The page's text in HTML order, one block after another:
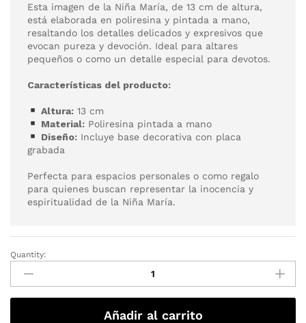
Esta imagen de la Niña María, de 13 cm de altura,
está elaborada en poliresina y pintada a mano,
resaltando los detalles delicados y expresivos que
evocan pureza y devoción. Ideal para altares
pequeños o como un detalle especial para devotos.
Características del producto:
Altura:13 cm
Material:Poliresina pintada a mano
Diseño:Incluye base decorativa con placa
grabada
Perfecta para espacios personales o como regalo
para quienes buscan representar la inocencia y
espiritualidad de la Niña María.
Quantity:
Añadir al carrito